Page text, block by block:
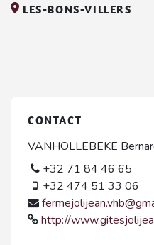
LES-BONS-VILLERS
CONTACT
VANHOLLEBEKE
+32 71 84 46 65
+32 474 51 33 06
http://